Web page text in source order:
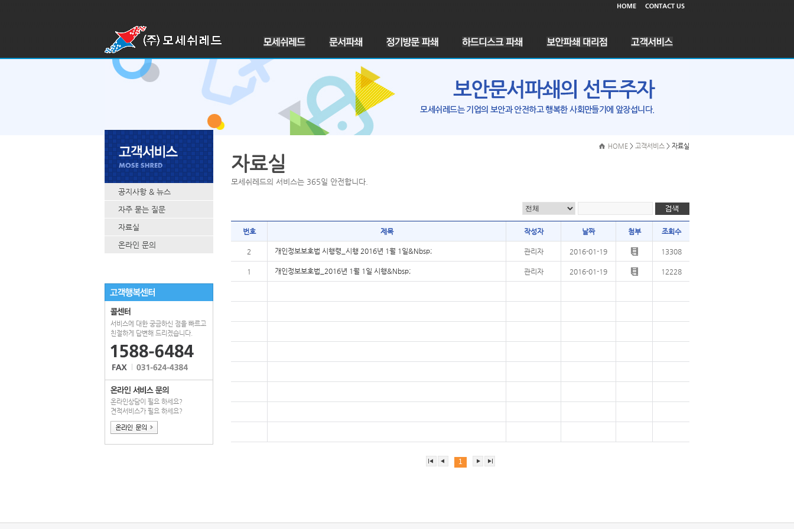
모세쉬레드 소개
모세쉬레드 소개
시설현황
차량보유현황
연혁
고객님의 요청시 파쇄차량과 보안
요원이 고객님이 원하시는 장소로
니다.
매월 정기적으로 방문하여 현장에
서 전용차량으로 파쇄해 주는 기업
전용 보안문서관리 서비스 입니다.
정기방문 파쇄 신청
서비스 신청 문의
차량방문 파쇄
공지사항 & 뉴스
자주 묻는 질문
자료실
온라인 문의
서비스에 대한 궁금하신 점을 빠르고
친절하게 답변해 드리겠습니다.
온라인상담이 필요 하세요?
견적서비스가 필요 하세요?
HOME > 고객서비스 > 자료실
자료실
모세쉬레드의 서비스는 365일 안전합니다.
번호 제목 작성자 날짜 첨부 조회수
2 개인정보보호법 시행령_시행 2016년 1월 1일&Nbsp; 관리자 2016-01-19 13308
1 개인정보보호법_2016년 1월 1일 시행&Nbsp; 관리자 2016-01-19 12228
1